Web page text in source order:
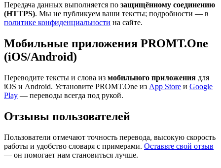
Передача данных выполняется по защищённому соединению
(HTTPS). Мы не публикуем ваши тексты; подробности — в
политике конфиденциальности на сайте.
Мобильные приложения PROMT.One
(iOS/Android)
Переводите тексты и слова из мобильного приложения для
iOS и Android. Установите PROMT.One из App Store и Google
Play — переводы всегда под рукой.
Отзывы пользователей
Пользователи отмечают точность перевода, высокую скорость
работы и удобство словаря с примерами. Оставьте свой отзыв
— он помогает нам становиться лучше.